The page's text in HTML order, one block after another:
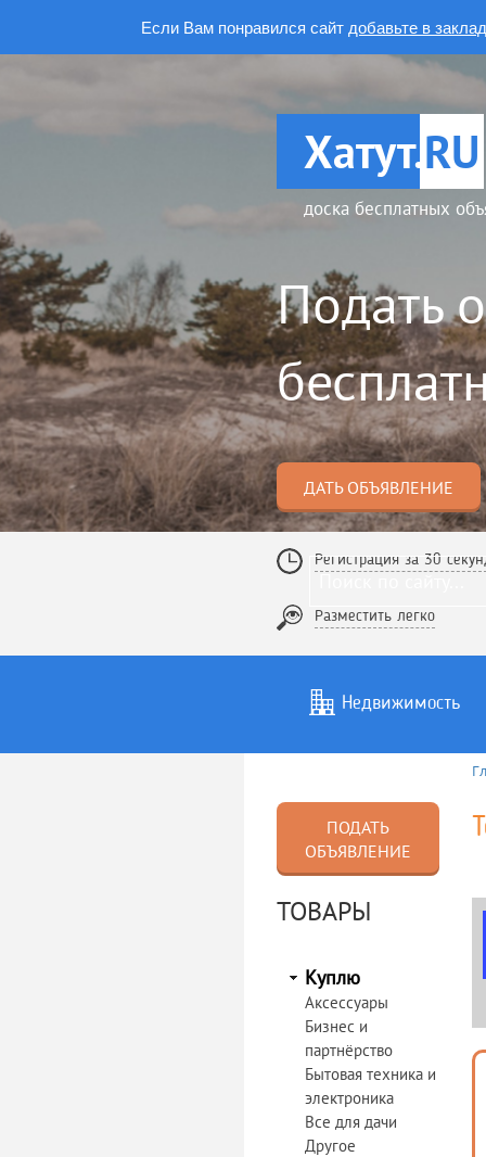
Если Вам понравился сайт добавьте в
Хатут.RU
доска бесплатных
Подать
ДАТЬ ОБЪЯВЛЕНИЕ
Регистрация за 30
Разместить легко
Недвижимость
Услуги
ПОДАТЬ
ОБЪЯВЛЕНИЕ
ТОВАРЫ
Куплю
Аксессуары
Бизнес и
партнёрство
Бытовая техника и
электроника
Все для дачи
Другое